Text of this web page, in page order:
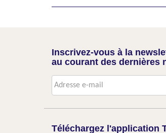
Inscrivez-vous à la
au courant des dernières
Téléchargez l'application